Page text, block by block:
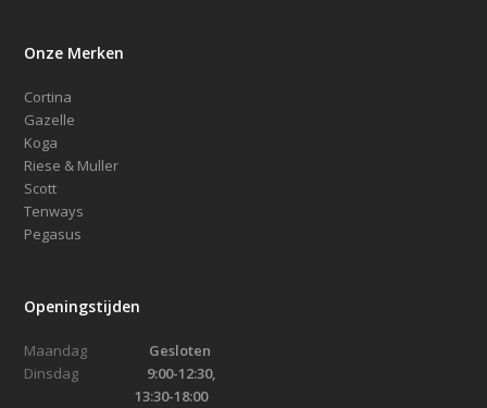
Onze Merken
Cortina
Gazelle
Koga
Riese & Muller
Scott
Tenways
Pegasus
Openingstijden
Maandag Gesloten
Dinsdag 9:00-12:30,
13:30-18:00